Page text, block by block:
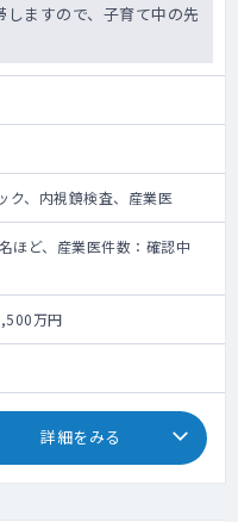
ますので、子育て中の先
ク、内視鏡検査、産業医
ほど、産業医件数：確認中
ック・健康診断・内視鏡検
後：健康診断・所見付け・
万円
詳細をみる